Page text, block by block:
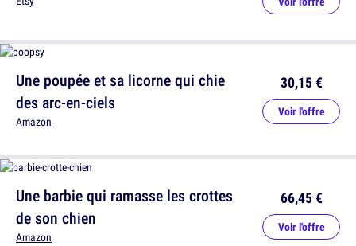
Une barbie qui ramasse les crottes
de son chien
Amazon
66,45 €
Voir l'offre
Une poupée et sa licorne qui chie
des arc-en-ciels
Amazon
30,15 €
Voir l'offre